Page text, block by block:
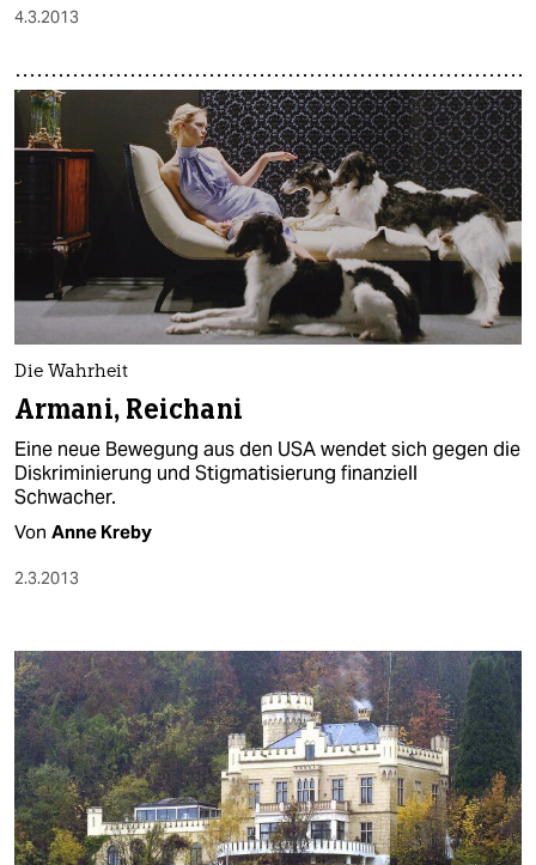
4.3.2013
Die Wahrheit
Armani, Reichani
Eine neue Bewegung aus den USA wendet sich gegen die
Diskriminierung und Stigmatisierung finanziell
Schwacher.
Von Anne Kreby
2.3.2013